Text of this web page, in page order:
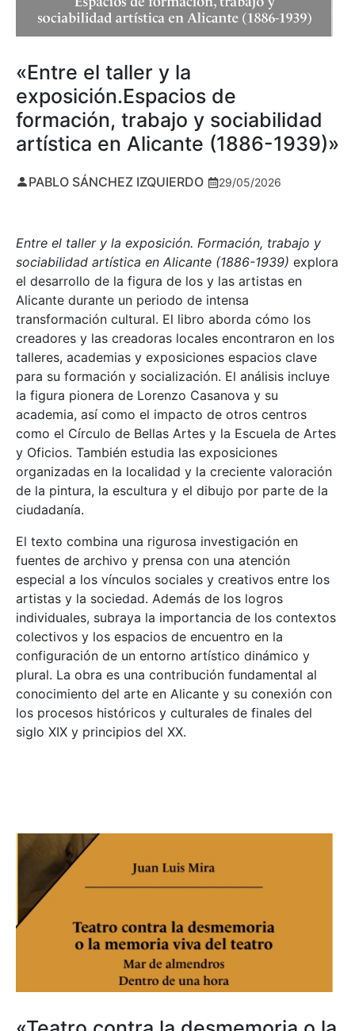
«Entre el taller y la
exposición.Espacios de
formación, trabajo y sociabilidad
artística en Alicante (1886-1939)»
PABLO SÁNCHEZ IZQUIERDO 29/05/2026
Entre el taller y la exposición. Formación, trabajo y
sociabilidad artística en Alicante (1886-1939) explora
el desarrollo de la figura de los y las artistas en
Alicante durante un periodo de intensa
transformación cultural. El libro aborda cómo los
creadores y las creadoras locales encontraron en los
talleres, academias y exposiciones espacios clave
para su formación y socialización. El análisis incluye
la figura pionera de Lorenzo Casanova y su
academia, así como el impacto de otros centros
como el Círculo de Bellas Artes y la Escuela de Artes
y Oficios. También estudia las exposiciones
organizadas en la localidad y la creciente valoración
de la pintura, la escultura y el dibujo por parte de la
ciudadanía.
El texto combina una rigurosa investigación en
fuentes de archivo y prensa con una atención
especial a los vínculos sociales y creativos entre los
artistas y la sociedad. Además de los logros
individuales, subraya la importancia de los contextos
colectivos y los espacios de encuentro en la
configuración de un entorno artístico dinámico y
plural. La obra es una contribución fundamental al
conocimiento del arte en Alicante y su conexión con
los procesos históricos y culturales de finales del
siglo XIX y principios del XX.